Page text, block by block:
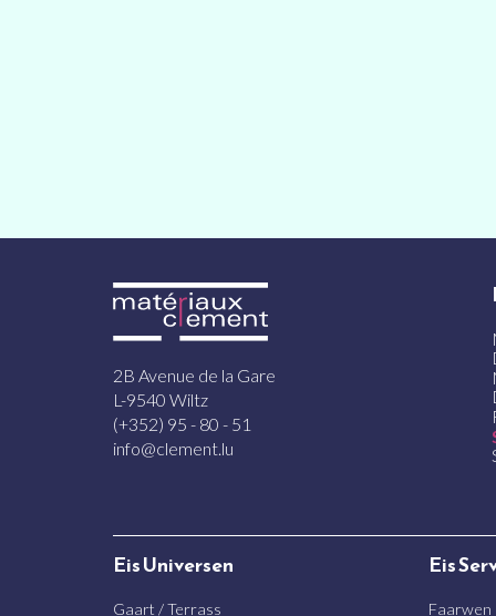
2B Avenue de la Gare
L-9540 Wiltz
(+352) 95 - 80 - 51
info@clement.lu
Eis Universen
Gaart / Terrass
Eis
Faarwen